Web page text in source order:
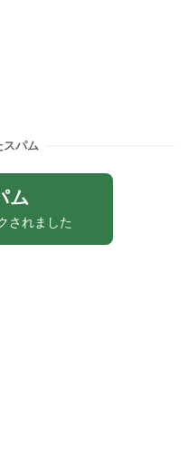
スパム
ム
されました